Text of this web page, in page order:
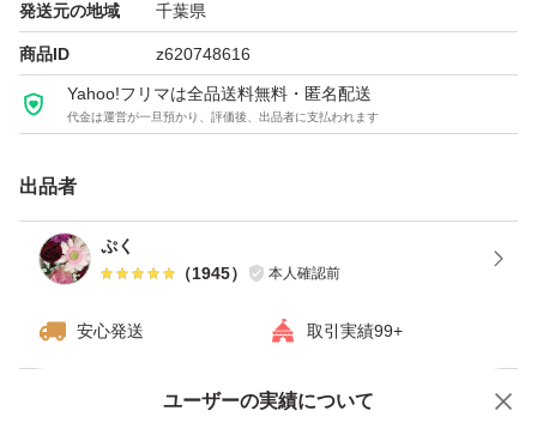
発送元の地域 千葉県
商品ID z620748616
Yahoo!フリマは全品送料無料・匿名配送
代金は運営が一旦預かり、評価後、出品者に支払われます
出品者
ぷく
（1945） 本人確認前
安心発送 取引実績99+
ユーザーの実績について
価格の相談 商品への質問